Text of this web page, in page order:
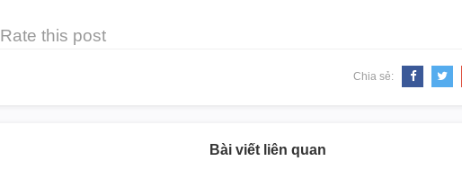
Rate this post
Chia sẻ:
Bài viết liên quan